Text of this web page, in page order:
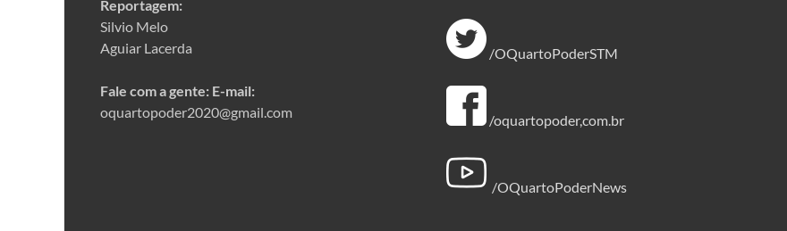
Reportagem:
Silvio Melo
Aguiar Lacerda
Fale com a gente: E-mail:
oquartopoder2020@gmail.com
/OQuartoPoderSTM
/oquartopoder,com.br
/OQuartoPoderNews